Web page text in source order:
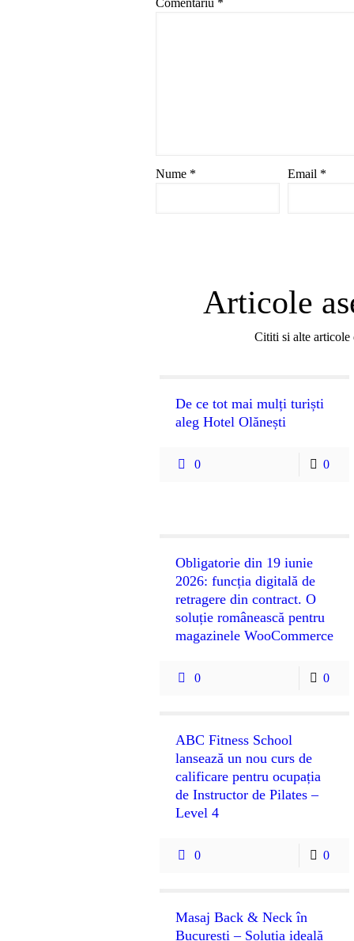
Comentariu *
Nume * Email *
Articole
Cititi si alte articole
De ce tot mai mulți turiști
aleg Hotel Olănești
0 0
Obligatorie din 19 iunie
2026: funcția digitală de
retragere din contract. O
soluție românească pentru
magazinele WooCommerce
0 0
ABC Fitness School
lansează un nou curs de
calificare pentru ocupația
de Instructor de Pilates –
Level 4
0 0
Masaj Back & Neck în
București – Soluția ideală